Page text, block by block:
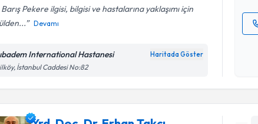
Pekere ilgisi, bilgisi ve hastalarına yaklaşımı için
Devamı
International Hastanesi Haritada Göster
İstanbul Caddesi No:82